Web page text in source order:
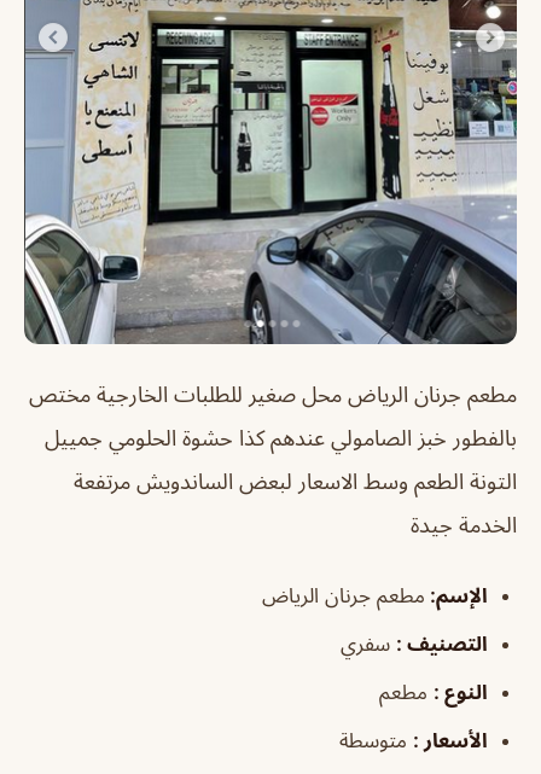
مطعم جرنان الرياض محل صغير للطلبات الخارجية مختص
بالفطور خبز الصامولي عندهم كذا حشوة الحلومي جمييل
التونة الطعم وسط الاسعار لبعض الساندويش مرتفعة
الخدمة جيدة
الإسم: مطعم جرنان الرياض
التصنيف : سفري
النوع : مطعم
الأسعار : متوسطة